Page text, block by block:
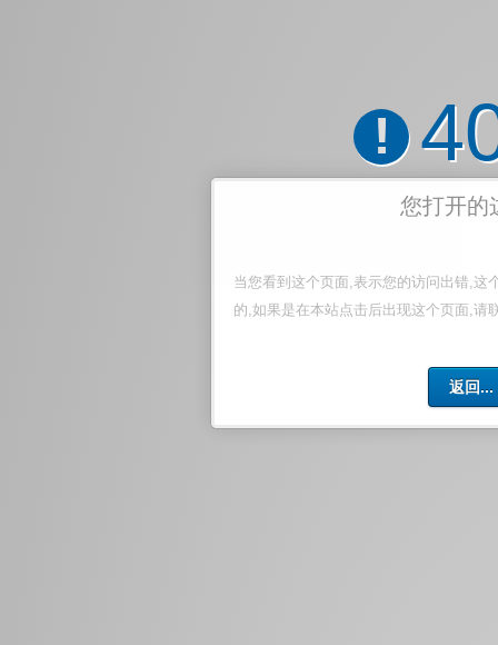
!
您打开的
当您看到这个页面,表示您的访问出错,这
的,如果是在本站点击后出现这个页面,请
返回...